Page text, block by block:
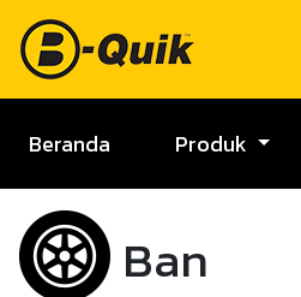
Beranda Produk
Ban